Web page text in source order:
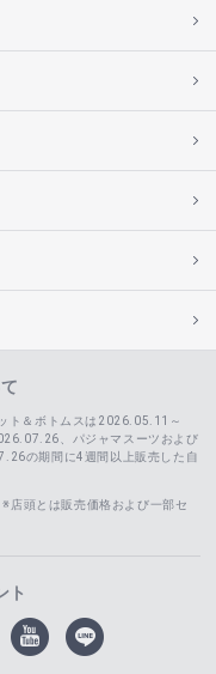
ト＆ボトムスは2026.05.11～
、 パジャマスーツおよび
の期間に4週間以上販売した自
店頭とは販売価格および一部セ
ト